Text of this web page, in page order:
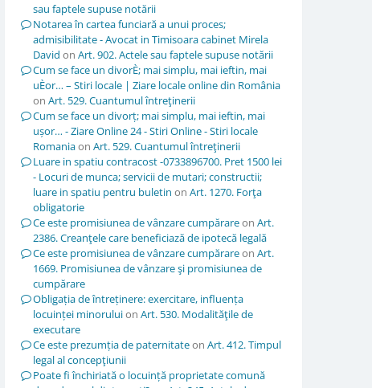
sau faptele supuse notării
Notarea în cartea funciară a unui proces;
admisibilitate - Avocat in Timisoara cabinet Mirela
David on Art. 902. Actele sau faptele supuse notării
Cum se face un divorÈ; mai simplu, mai ieftin, mai
uÈor… – Stiri locale | Ziare locale online din România
on Art. 529. Cuantumul întreţinerii
Cum se face un divorț; mai simplu, mai ieftin, mai
ușor… - Ziare Online 24 - Stiri Online - Stiri locale
Romaniaon Art. 529. Cuantumul întreţinerii
Luare in spatiu contracost -0733896700. Pret 1500 lei
- Locuri de munca; servicii de mutari; constructii;
luare in spatiu pentru buletin on Art. 1270. Forţa
obligatorie
Ce este promisiunea de vânzare cumpărareon Art.
2386. Creanţele care beneficiază de ipotecă legală
Ce este promisiunea de vânzare cumpărareon Art.
1669. Promisiunea de vânzare şi promisiunea de
cumpărare
Obligația de întreținere: exercitare, influența
locuinței minoruluion Art. 530. Modalităţile de
executare
Ce este prezumția de paternitateon Art. 412. Timpul
legal al concepţiunii
Poate fi închiriată o locuință proprietate comună